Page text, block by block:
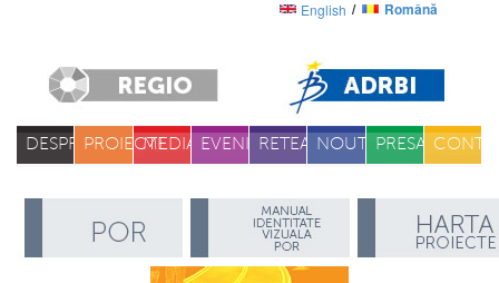
English Română
DESPREPROIECTEMEDIA EVENIMENTE
RETEA NOUTATIPRESA